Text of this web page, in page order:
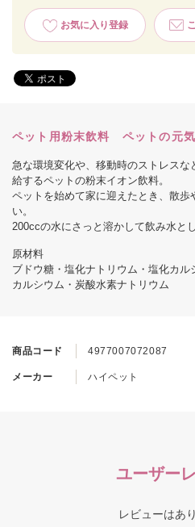
お気に入り登録
商品コード 4977007072087
メーカー ハイペット
ペット用粉末飲料 ペットの元
急な環境変化や、移動時のストレス
給するペットの粉末イオン飲料。
ペットを始めて家に迎えたとき、散歩
い。
200ccの水にさっと溶かして飲み水と
原材料
ブドウ糖・塩化ナトリウム・塩化カ
カルシウム・炭酸水素ナトリウム
ユーザー
レビューはあ